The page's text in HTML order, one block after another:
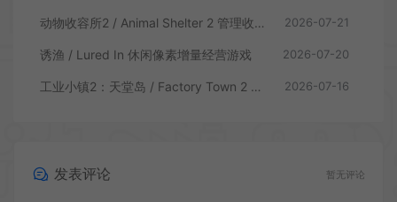
动物收容所2 / Animal Shelter 2 管理收容模拟游戏 2026-07-21
诱渔 / Lured In 休闲像素增量经营游戏 2026-07-20
工业小镇2：天堂岛 / Factory Town 2 Paradise 自动流水线模拟游戏 2026-07-16
发表评论 暂无评论